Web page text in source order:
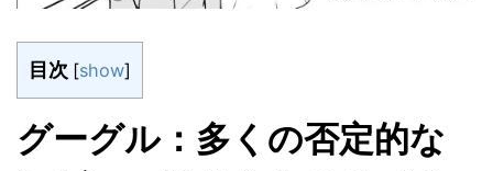
目次 [show]
グーグル：多くの否定的な